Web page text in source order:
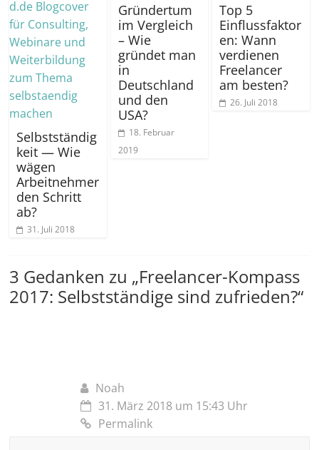
Selbstständig
keit — Wie
wägen
Arbeitnehmer
den Schritt
ab?
31. Juli 2018
Gründertum
im Vergleich
– Wie
gründet man
in
Deutschland
und den
USA?
18. Februar
2019
Top 5
Einflussfaktor
en: Wann
verdienen
Freelancer
am besten?
26. Juli 2018
3 Gedanken zu „Freelancer-Kompass
2017: Selbstständige sind zufrieden?“
Noah
31. März 2018 um 15:43 Uhr
Permalink